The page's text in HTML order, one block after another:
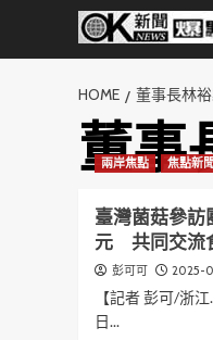
HOME 董事長林
董事
兩岸焦點 焦點新聞
臺灣菌菇參訪
元 共同交流
彭可可 2025-
【記者 彭可/浙
日...